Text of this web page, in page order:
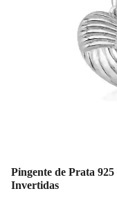
Pingente de Prata
Invertidas